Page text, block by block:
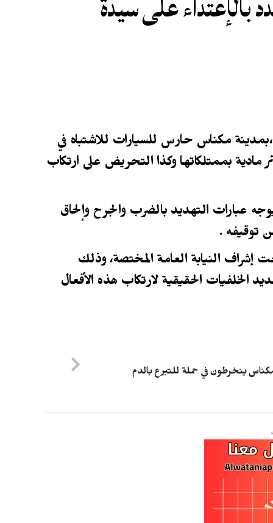
، يوم أمس الأربعاء 19 ماي الجاري ،بمدينة مكناس حارس للسيارات للاشتباه في
مادية بممتلكاتها وكذا التحريض على ارتكاب
عبارات التهديد بالضرب والجرح وإلحاق
توقيفه .
النيابة العامة المختصة، وذلك
الحقيقية لارتكاب هذه الأفعال
ينخرطون في حملة للتبرع بالدم